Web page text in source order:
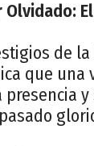
de
que una
presencia